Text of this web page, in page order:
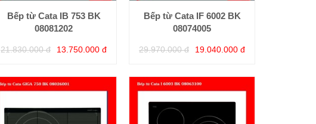
Bếp từ Cata IB 753 BK
08081202
21.830.000 đ 13.750.000 đ
Bếp từ Cata IF 6002 BK
08074005
29.970.000 đ 19.040.000 đ